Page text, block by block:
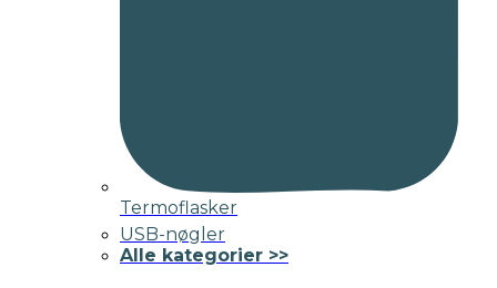
Termoflasker
USB-nøgler
Alle kategorier >>